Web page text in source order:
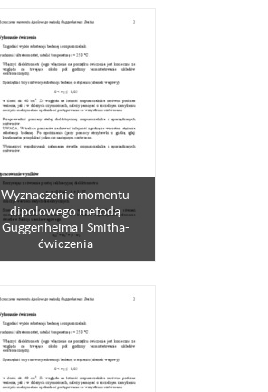
Wyznaczenie momentu
dipolowego metodą
Guggenheima i Smitha-
ćwiczenia